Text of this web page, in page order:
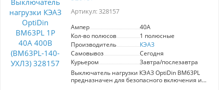
Артикул: 328157
Ампер
40A
Кол-во полюсов
1 полюсные
Производитель
КЭАЗ
Самовывоз
Сегодня
Курьером
Завтра/послезавтра
Выключатель нагрузки КЭАЗ OptiDin ВМ63PL
предназначен для безопасного включения и